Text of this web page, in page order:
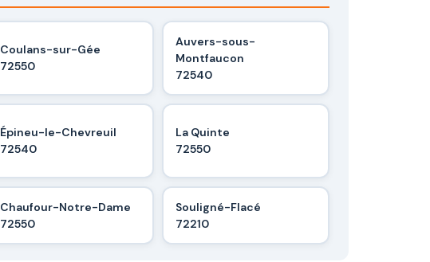
Coulans-sur-Gée
72550
Auvers-sous-
Montfaucon
72540
Épineu-le-Chevreuil
72540
La Quinte
72550
Chaufour-Notre-Dame
72550
Souligné-Flacé
72210